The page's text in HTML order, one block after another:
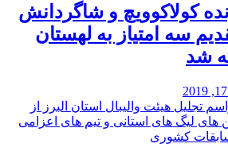
کولاکوویچ و شاگردانش
سه امتیاز به لهستان
شد